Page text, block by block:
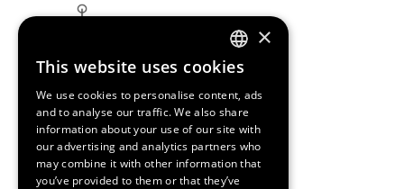
ENGLISH
SPANISH
CATALAN
×
This website uses cookies
We use cookies to personalise content, ads
and to analyse our traffic. We also share
information about your use of our site with
our advertising and analytics partners who
may combine it with other information that
you’ve provided to them or that they’ve